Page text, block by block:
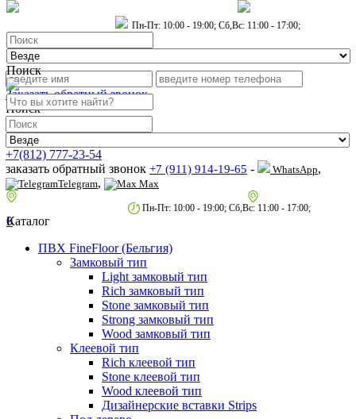
Пн-Пт: 10:00 - 19:00; Сб,Вс: 11:00 - 17:00;
Поиск
Заказать обратный звонок
Поиск
+7(812) 777-23-54
заказать обратный звонок +7 (911) 914-19-65 - WhatsApp,
Telegram, Max
Пн-Пт: 10:00 - 19:00; Сб,Вс: 11:00 - 17:00;
0
Каталог
ПВХ FineFloor (Бельгия)
Замковый тип
Light замковый тип
Rich замковый тип
Stone замковый тип
Strong замковый тип
Wood замковый тип
Клеевой тип
Rich клеевой тип
Stone клеевой тип
Wood клеевой тип
Дизайнерские вставки Strips